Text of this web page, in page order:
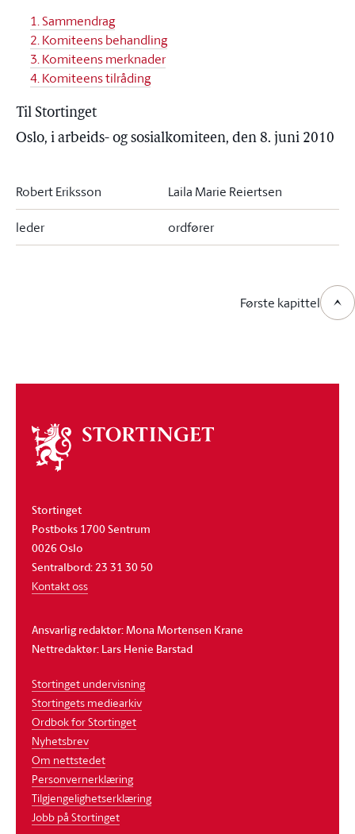
1. Sammendrag
2. Komiteens behandling
3. Komiteens merknader
4. Komiteens tilråding
Til Stortinget
Oslo, i arbeids- og sosialkomiteen, den 8. juni 2010
Robert Eriksson Laila Marie Reiertsen
leder ordfører
Første kapittel
Om
stortinget
Stortinget
Postboks 1700 Sentrum
0026 Oslo
Sentralbord: 23 31 30 50
Kontakt oss
Ansvarlig redaktør: Mona Mortensen Krane
Nettredaktør: Lars Henie Barstad
Stortinget undervisning
Stortingets mediearkiv
Ordbok for Stortinget
Nyhetsbrev
Om nettstedet
Personvernerklæring
Tilgjengelighetserklæring
Jobb på Stortinget